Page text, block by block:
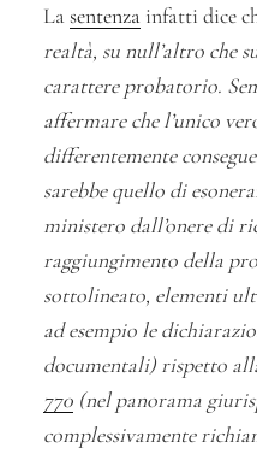
Lasentenza infatti dice
realtà, su null’altro che
carattere probatorio.
affermare che l’unico
differentemente
sarebbe quello di
ministero dall’onere di
raggiungimento della
sottolineato, elementi
ad esempio le
documentali) rispetto
770 (nel panorama
complessivamente